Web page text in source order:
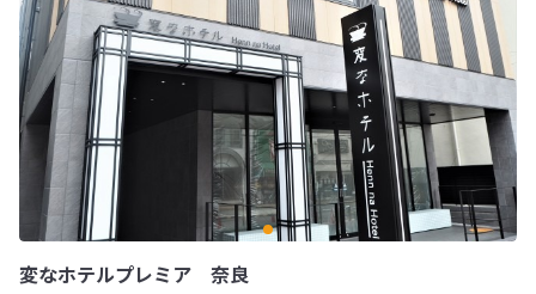
変なホテルプレミア 奈良